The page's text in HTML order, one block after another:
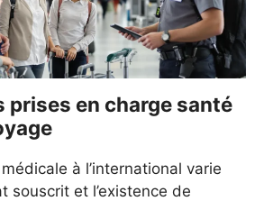
prises en charge santé
à l’international varie
souscrit et l’existence de